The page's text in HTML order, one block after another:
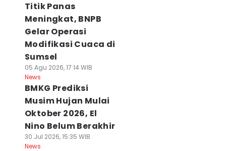
Titik Panas
Meningkat, BNPB
Gelar Operasi
Modifikasi Cuaca di
Sumsel
05 Agu 2026, 17:14 WIB
News
BMKG Prediksi
Musim Hujan Mulai
Oktober 2026, El
Nino Belum Berakhir
30 Jul 2026, 15:35 WIB
News